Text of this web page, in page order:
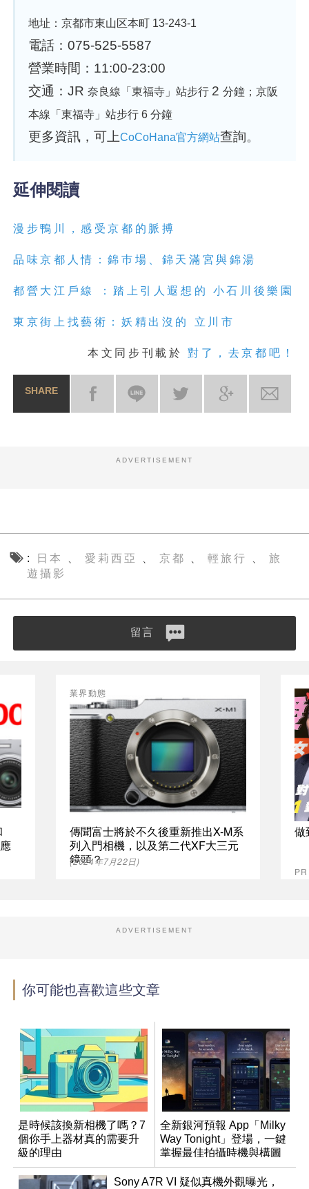
地址：京都市東山区本町 13-243-1
電話：075-525-5587
營業時間：11:00-23:00
交通：JR 奈良線「東福寺」站步行 2 分鐘； 京阪
本線「東福寺」站步行 6 分鐘
更多資訊，可上CoCoHana官方網站查詢。
延伸閱讀
漫步鴨川，感受京 都 的脈搏
品味京 都 人情：錦巿場、錦天滿宮與錦湯
都 營大江戶線 ：踏上引人遐想的 小石川後樂園
東 京街上找藝術：妖精出沒的 立川市
本文同步刊載於 對了，去京都吧！
SHARE
ADVERTISEMENT
日本 、愛莉西亞 京都 輕旅行
旅
遊攝影
留言
傳聞富士將於不久後重新推出X-M系
列入門相機，以及第二代XF大三元
鏡頭？
業界動態
(2024年7月22日)
做
ADVERTISEMENT
你可能也喜歡這些文章
是時候該換新相機了嗎？7
個你手上器材真的需要升
級的理由
全新銀河預報 App「Milky
Way Tonight」登場，一鍵
掌握最佳拍攝時機與構圖
Sony A7R VI 疑似真機外觀曝光，